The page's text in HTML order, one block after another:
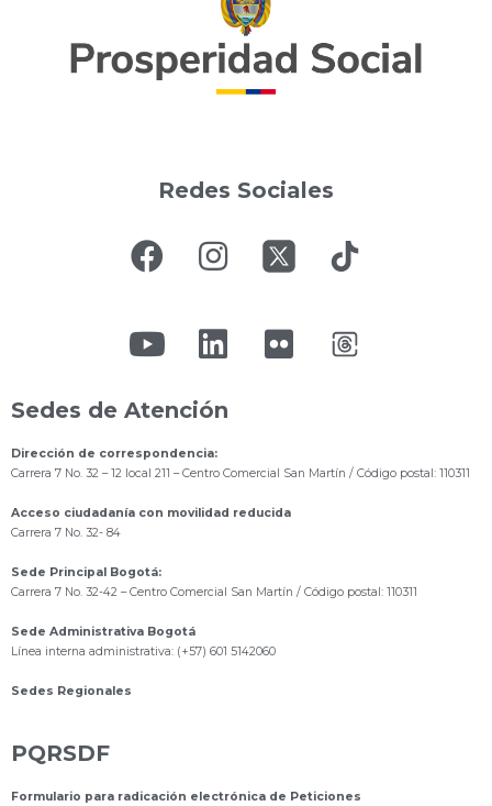
Redes Sociales
Sedes de Atención
Dirección de correspondencia:
Carrera 7 No. 32 – 12 local 211 – Centro Comercial San Martín / Código postal: 110311
Acceso ciudadanía con movilidad reducida
Carrera 7 No. 32- 84
Sede Principal Bogotá:
Carrera 7 No. 32-42 – Centro Comercial San Martín / Código postal: 110311
Sede Administrativa Bogotá
Línea interna administrativa: (+57) 601 5142060
Sedes Regionales
PQRSDF
Formulario para radicación electrónica de Peticiones